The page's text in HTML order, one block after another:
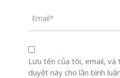
Lưu tên của tôi, email,
duyệt này cho lần bình